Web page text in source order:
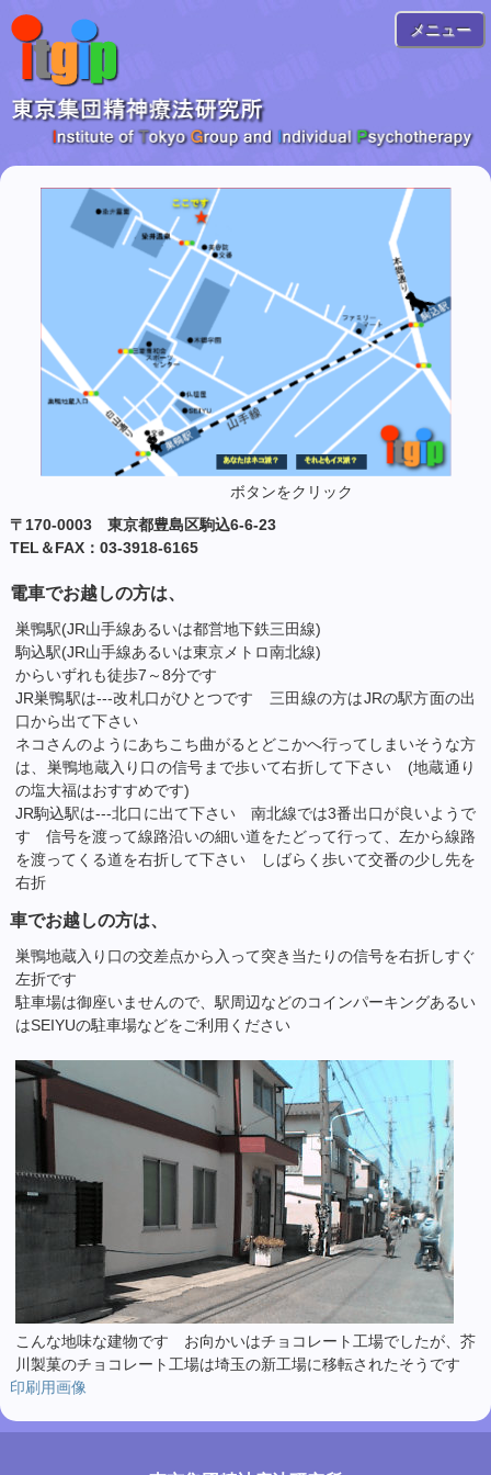
メニュー
ボタンをクリック
〒170-0003 東京都豊島区駒込6-6-23
TEL＆FAX：03-3918-6165
電車でお越しの方は、
巣鴨駅(JR山手線あるいは都営地下鉄三田線)
駒込駅(JR山手線あるいは東京メトロ南北線)
からいずれも徒歩7～8分です
JR巣鴨駅は---改札口がひとつです 三田線の方はJRの駅方面の出
口から出て下さい
ネコさんのようにあちこち曲がるとどこかへ行ってしまいそうな方
は、巣鴨地蔵入り口の信号まで歩いて右折して下さい (地蔵通り
の塩大福はおすすめです)
JR駒込駅は---北口に出て下さい 南北線では3番出口が良いようで
す 信号を渡って線路沿いの細い道をたどって行って、左から線路
を渡ってくる道を右折して下さい しばらく歩いて交番の少し先を
右折
車でお越しの方は、
巣鴨地蔵入り口の交差点から入って突き当たりの信号を右折しすぐ
左折です
駐車場は御座いませんので、駅周辺などのコインパーキングあるい
はSEIYUの駐車場などをご利用ください
こんな地味な建物です お向かいはチョコレート工場でしたが、芥
川製菓のチョコレート工場は埼玉の新工場に移転されたそうです
印刷用画像